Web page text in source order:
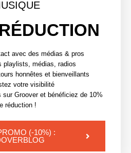
sociaux le vendredi à
la chanson est disponible
de streaming
: quels sont les
de
sortir un single
?
avec des médias & pros
playlists, médias, radios
honnêtes et bienveillants
votre visibilité
sur Groover et bénéficiez de 10%
réduction !
(-10%) :